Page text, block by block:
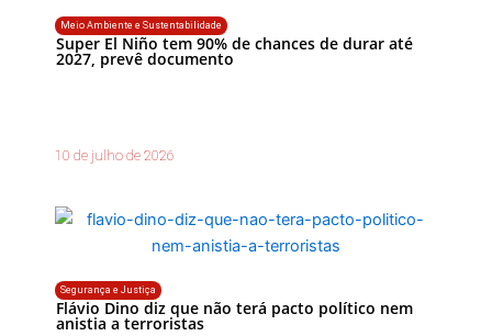
Meio Ambiente e Sustentabilidade
Super El Niño tem 90% de chances de durar até
2027, prevê documento
10 de julho de 2026
Segurança e Justiça
Flávio Dino diz que não terá pacto político nem
anistia a terroristas